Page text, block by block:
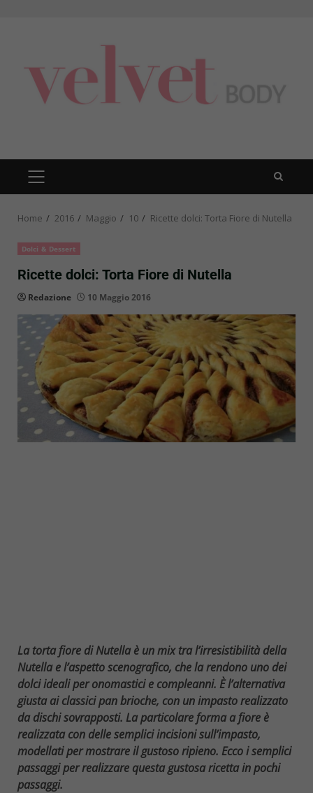
PRIMARY
MENU
Home 2016 Maggio 10 Ricette dolci: Torta Fiore di Nutella
Dolci & Dessert
Ricette dolci: Torta Fiore di Nutella
Redazione 10 Maggio 2016
La torta fiore di Nutella è un mix tra l’irresistibilità della
Nutella e l’aspetto scenografico, che la rendono uno dei
dolci ideali per onomastici e compleanni. È l’alternativa
giusta ai classici panbrioche, con un impasto realizzato
da dischi sovrapposti. La particolare forma a fiore è
realizzata con delle semplici incisioni sull’impasto,
modellati per mostrare il gustoso ripieno. Ecco i semplici
passaggi per realizzare questa gustosa ricetta in pochi
passaggi.